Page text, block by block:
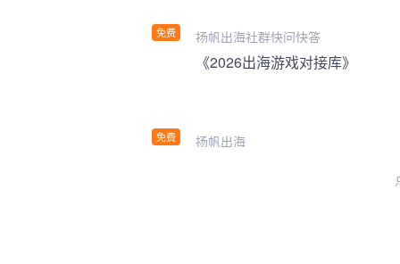
免费 扬帆出海社群快问快答
免费
《2026出海游戏对接库》
扬帆出海